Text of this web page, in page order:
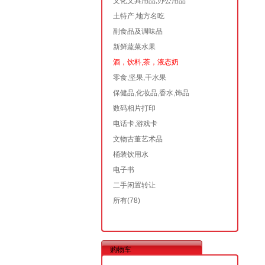
土特产,地方名吃
副食品及调味品
新鲜蔬菜水果
酒，饮料,茶，液态奶
零食,坚果,干水果
保健品,化妆品,香水,饰品
数码相片打印
电话卡,游戏卡
文物古董艺术品
桶装饮用水
电子书
二手闲置转让
所有(78)
购物车